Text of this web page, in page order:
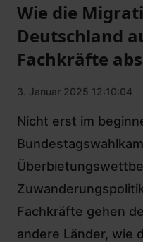
Wie die
Deutschland
Fachkräfte
3. Januar 2025 12:10:04
Nicht erst im
Fachkräfte gehen
andere Länder, wie